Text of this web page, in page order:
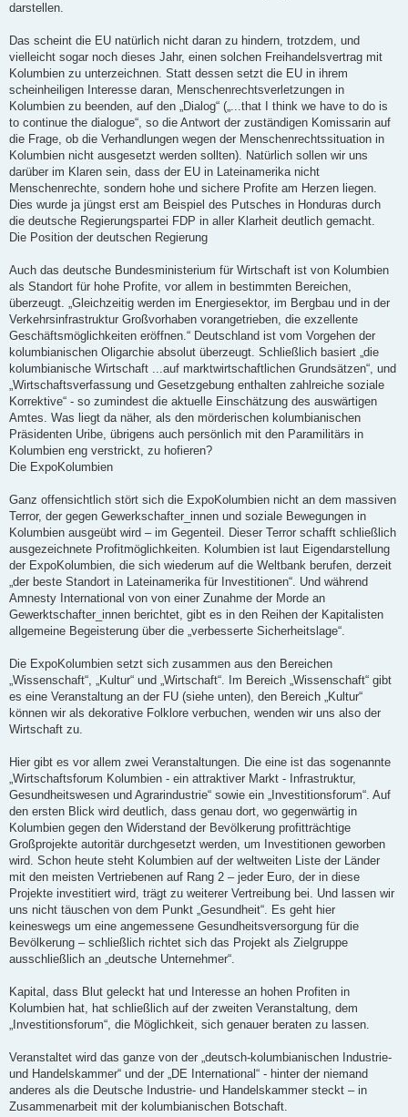
darstellen.
Das scheint die EU natürlich nicht daran zu hindern, trotzdem, und
vielleicht sogar noch dieses Jahr, einen solchen Freihandelsvertrag mit
Kolumbien zu unterzeichnen. Statt dessen setzt die EU in ihrem
scheinheiligen Interesse daran, Menschenrechtsverletzungen in
Kolumbien zu beenden, auf den „Dialog“ („...that I think we have to do is
to continue the dialogue“, so die Antwort der zuständigen Komissarin auf
die Frage, ob die Verhandlungen wegen der Menschenrechtssituation in
Kolumbien nicht ausgesetzt werden sollten). Natürlich sollen wir uns
darüber im Klaren sein, dass der EU in Lateinamerika nicht
Menschenrechte, sondern hohe und sichere Profite am Herzen liegen.
Dies wurde ja jüngst erst am Beispiel des Putsches in Honduras durch
die deutsche Regierungspartei FDP in aller Klarheit deutlich gemacht.
Die Position der deutschen Regierung
Auch das deutsche Bundesministerium für Wirtschaft ist von Kolumbien
als Standort für hohe Profite, vor allem in bestimmten Bereichen,
überzeugt. „Gleichzeitig werden im Energiesektor, im Bergbau und in der
Verkehrsinfrastruktur Großvorhaben vorangetrieben, die exzellente
Geschäftsmöglichkeiten eröffnen.“ Deutschland ist vom Vorgehen der
kolumbianischen Oligarchie absolut überzeugt. Schließlich basiert „die
kolumbianische Wirtschaft ...auf marktwirtschaftlichen Grundsätzen“, und
„Wirtschaftsverfassung und Gesetzgebung enthalten zahlreiche soziale
Korrektive“ - so zumindest die aktuelle Einschätzung des auswärtigen
Amtes. Was liegt da näher, als den mörderischen kolumbianischen
Präsidenten Uribe, übrigens auch persönlich mit den Paramilitärs in
Kolumbien eng verstrickt, zu hofieren?
Die ExpoKolumbien
Ganz offensichtlich stört sich die ExpoKolumbien nicht an dem massiven
Terror, der gegen Gewerkschafter_innen und soziale Bewegungen in
Kolumbien ausgeübt wird – im Gegenteil. Dieser Terror schafft schließlich
ausgezeichnete Profitmöglichkeiten. Kolumbien ist laut Eigendarstellung
der ExpoKolumbien, die sich wiederum auf die Weltbank berufen, derzeit
„der beste Standort in Lateinamerika für Investitionen“. Und während
Amnesty International von von einer Zunahme der Morde an
Gewerktschafter_innen berichtet, gibt es in den Reihen der Kapitalisten
allgemeine Begeisterung über die „verbesserte Sicherheitslage“.
Die ExpoKolumbien setzt sich zusammen aus den Bereichen
„Wissenschaft“, „Kultur“ und „Wirtschaft“. Im Bereich „Wissenschaft“ gibt
es eine Veranstaltung an der FU (siehe unten), den Bereich „Kultur“
können wir als dekorative Folklore verbuchen, wenden wir uns also der
Wirtschaft zu.
Hier gibt es vor allem zwei Veranstaltungen. Die eine ist das sogenannte
„Wirtschaftsforum Kolumbien - ein attraktiver Markt - Infrastruktur,
Gesundheitswesen und Agrarindustrie“ sowie ein „Investitionsforum“. Auf
den ersten Blick wird deutlich, dass genau dort, wo gegenwärtig in
Kolumbien gegen den Widerstand der Bevölkerung profitträchtige
Großprojekte autoritär durchgesetzt werden, um Investitionen geworben
wird. Schon heute steht Kolumbien auf der weltweiten Liste der Länder
mit den meisten Vertriebenen auf Rang 2 – jeder Euro, der in diese
Projekte investitiert wird, trägt zu weiterer Vertreibung bei. Und lassen wir
uns nicht täuschen von dem Punkt „Gesundheit“. Es geht hier
keineswegs um eine angemessene Gesundheitsversorgung für die
Bevölkerung – schließlich richtet sich das Projekt als Zielgruppe
ausschließlich an „deutsche Unternehmer“.
Kapital, dass Blut geleckt hat und Interesse an hohen Profiten in
Kolumbien hat, hat schließlich auf der zweiten Veranstaltung, dem
„Investitionsforum“, die Möglichkeit, sich genauer beraten zu lassen.
Veranstaltet wird das ganze von der „deutsch-kolumbianischen Industrie-
und Handelskammer“ und der „DE International“ - hinter der niemand
anderes als die Deutsche Industrie- und Handelskammer steckt – in
Zusammenarbeit mit der kolumbianischen Botschaft.